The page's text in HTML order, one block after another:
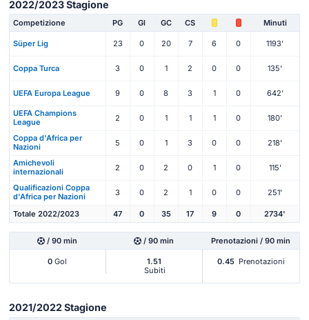
2022/2023 Stagione
Competizione PG Gl GC CS Minuti
Süper Lig 23 0 20 7 6 0 1193'
Coppa Turca 3 0 1 2 0 0 135'
UEFA Europa League 9 0 8 3 1 0 642'
UEFA Champions
League
2 0 1 1 1 0 180'
Coppa d'Africa per
Nazioni
5 0 1 3 0 0 218'
Amichevoli
internazionali
2 0 2 0 1 0 115'
Qualificazioni Coppa
d'Africa per Nazioni
3 0 2 1 0 0 251'
Totale 2022/2023 47 0 35 17 9 0 2734'
/ 90 min / 90 min Prenotazioni / 90 min
0 Gol
1.51
Subiti
0.45 Prenotazioni
2021/2022 Stagione